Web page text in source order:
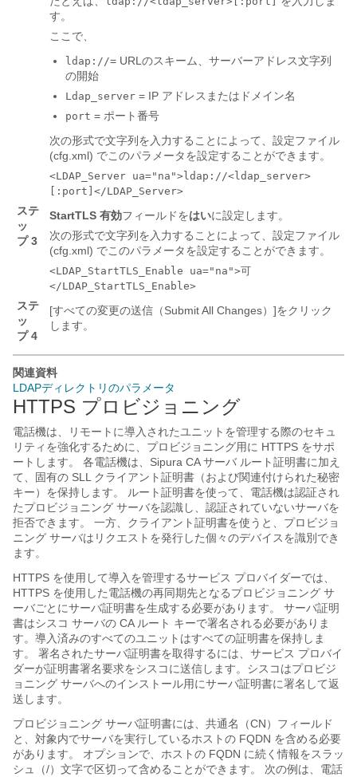
す。
ここで、
ldap://= URLのスキーム、サーバーアドレス文字列
の開始
Ldap_server = IP アドレスまたはドメイン名
port = ポート番号
次の形式で文字列を入力することによって、設定ファイル
(cfg.xml) でこのパラメータを設定することができます。
<LDAP_Server ua="na">ldap://<ldap_server>
[:port]</LDAP_Server>
ステ
ッ
プ 3
StartTLS 有効フィールドをはいに設定します。
次の形式で文字列を入力することによって、設定ファイル
(cfg.xml) でこのパラメータを設定することができます。
<LDAP_StartTLS_Enable ua="na">可
</LDAP_StartTLS_Enable>
ステ
ッ
プ 4
[すべての変更の送信（Submit All Changes）]をクリック
します。
関連資料
LDAPディレクトリのパラメータ
HTTPS プロビジョニング
電話機は、リモートに導入されたユニットを管理する際のセキュ
リティを強化するために、プロビジョニング用に HTTPS をサポ
ートします。 各電話機は、Sipura CA サーバ ルート証明書に加え
て、固有の SLL クライアント証明書（および関連付けられた秘密
キー）を保持します。 ルート証明書を使って、電話機は認証され
たプロビジョニング サーバを認識し、認証されていないサーバを
拒否できます。 一方、クライアント証明書を使うと、プロビジョ
ニング サーバはリクエストを発行した個々のデバイスを識別でき
ます。
HTTPS を使用して導入を管理するサービス プロバイダーでは、
HTTPS を使用した電話機の再同期先となるプロビジョニング サ
ーバごとにサーバ証明書を生成する必要があります。 サーバ証明
書はシスコ サーバの CA ルート キーで署名される必要がありま
す。導入済みのすべてのユニットはすべての証明書を保持しま
す。 署名されたサーバ証明書を取得するには、サービス プロバイ
ダーが証明書署名要求をシスコに送信します。シスコはプロビジ
ョニング サーバへのインストール用にサーバ証明書に署名して返
送します。
プロビジョニング サーバ証明書には、共通名（CN）フィールド
と、対象内でサーバを実行しているホストの FQDN を含める必要
があります。 オプションで、ホストの FQDN に続く情報をスラッ
シュ（/）文字で区切って含めることができます。 次の例は、電話